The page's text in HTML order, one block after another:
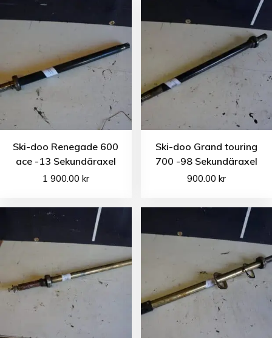
Ski-doo Renegade 600
ace -13 Sekundäraxel
1 900.00 kr
Ski-doo Grand touring
700 -98 Sekundäraxel
900.00 kr